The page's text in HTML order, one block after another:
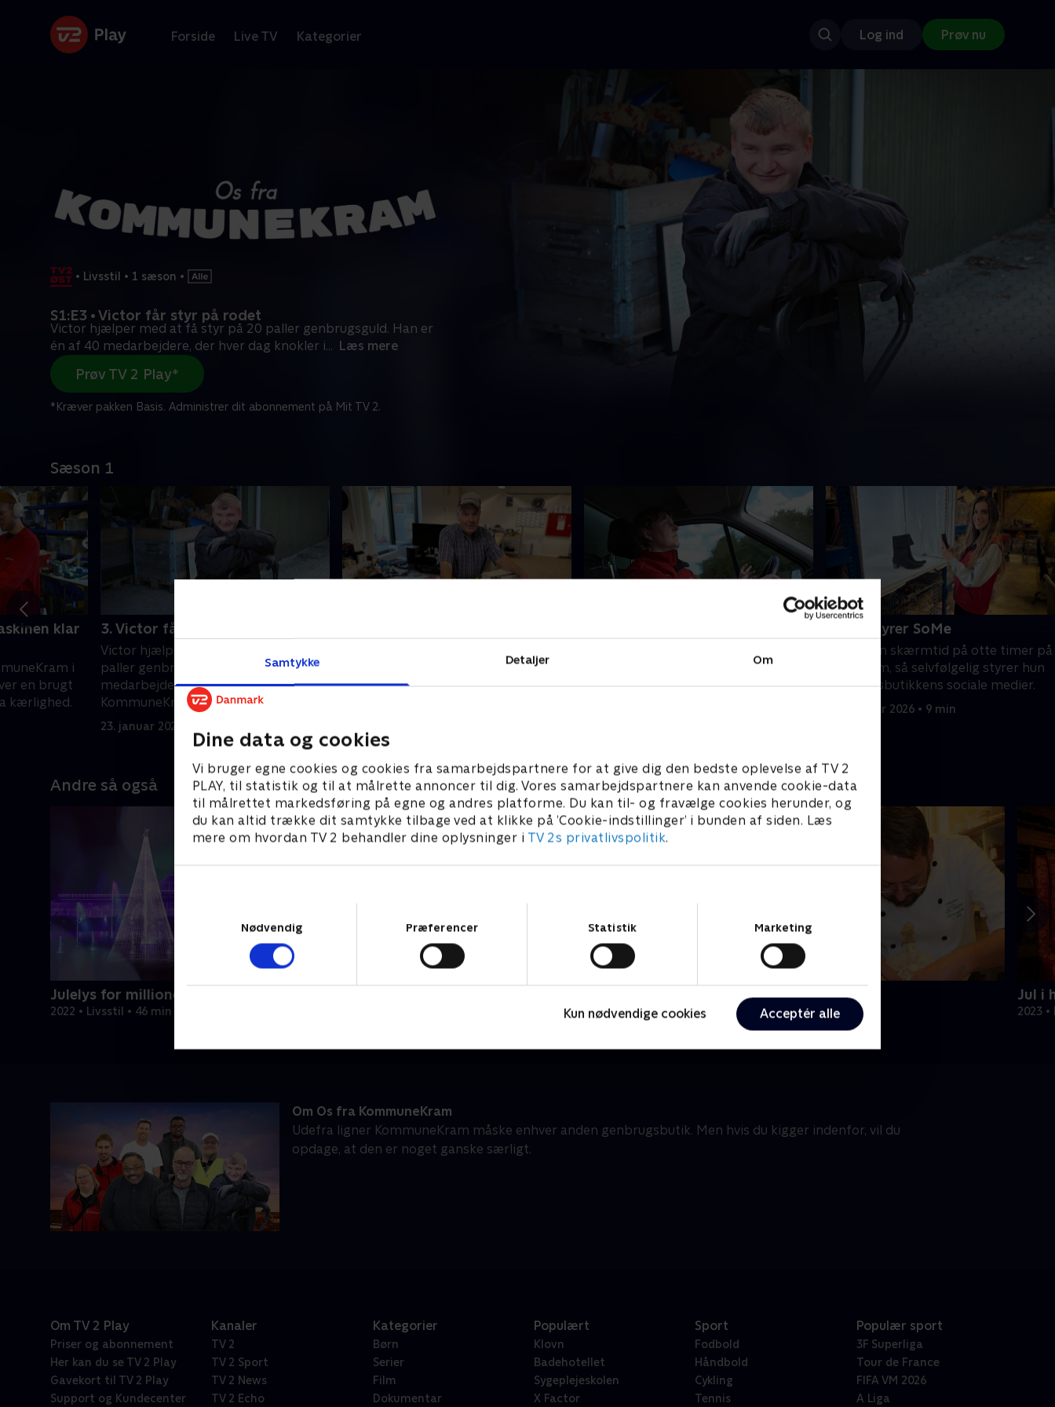
Samtykke Detaljer Om
Dine data og cookies
Vi bruger egne cookies og cookies fra samarbejdspartnere for at give dig den bedste oplevelse af TV 2
PLAY, til statistik og til at målrette annoncer til dig. Vores samarbejdspartnere kan anvende cookie-data
til målrettet markedsføring på egne og andres platforme. Du kan til- og fravælge cookies herunder, og
du kan altid trække dit samtykke tilbage ved at klikke på ’Cookie-indstillinger’ i bunden af siden. Læs
mere om hvordan TV 2 behandler dine oplysninger i TV 2s privatlivspolitik.
Nødvendig
Præferencer Statistik Marketing
Kun nødvendige cookies Acceptér alle
Forside Live TV Kategorier Log ind Prøv nu
• Livsstil • 1 sæson •
S1:E3 • Victor får styr på rodet
Victor hjælper med at få styr på 20 paller genbrugsguld. Han er
én af 40 medarbejdere, der hver dag knokler i... Læs mere
Prøv TV 2 Play*
*Kræver pakken Basis. Administrer dit abonnement på Mit TV 2.
Sæson 1
klar
i
en brugt
kærlighed.
3. Victor får styr på rodet
Victor hjælper med at få styr på 20
paller genbrugsguld. Han er én af 40
medarbejdere, der hver dag knokler i
KommuneKram i Holbæk.
23. januar 2026 • 9 min
teknik, får en gammel subwoofer ind
på værkstedet. Mon den kan blæse
har efter mange forsøg fået kørekort
6. Elif styrer SoMe
Elif har en skærmtid på otte timer på
Instagram, så selvfølgelig styrer hun
genbrugsbutikkens sociale medier.
13. februar 2026 • 9 min
Andre så også
Julelys for millioner
2022 • Livsstil • 46 min
Nytår hos La Glace
2018 • Livsstil • 37 min
Jul i
2023
Om Os fra KommuneKram
Udefra ligner KommuneKram måske enhver anden genbrugsbutik. Men hvis du kigger indenfor, vil du
opdage, at den er noget ganske særligt.
Om TV 2 Play
Priser og abonnement
Her kan du se TV 2 Play
Gavekort til TV 2 Play
Support og Kundecenter
Kanaler
TV 2
TV 2 Sport
TV 2 News
TV 2 Echo
Kategorier
Børn
Serier
Film
Dokumentar
Populært
Klovn
Badehotellet
Sygeplejeskolen
X Factor
Sport
Fodbold
Håndbold
Cykling
Tennis
Populær sport
3F Superliga
Tour de France
FIFA VM 2026
A Liga